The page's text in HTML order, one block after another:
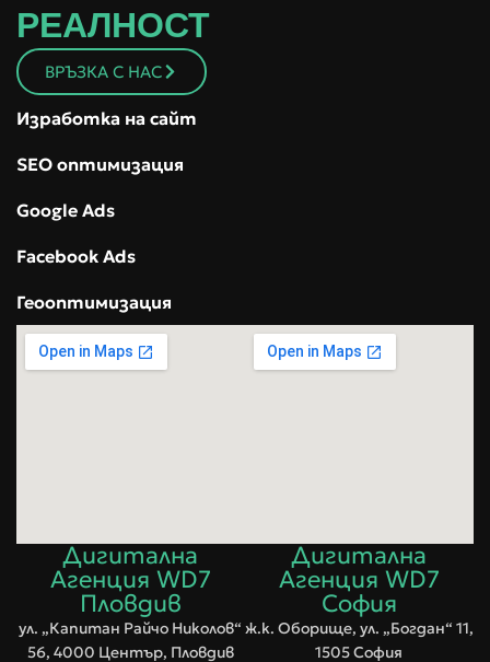
РЕАЛНОСТ
ВРЪЗКА С НАС
Изработка на сайт
SEO оптимизация
Google Ads
Facebook Ads
Геооптимизация
Дигитална
Агенция WD7
Пловдив
ул. „Капитан Райчо Николов“
56, 4000 Център, Пловдив
Дигитална
Агенция WD7
София
ж.к. Оборище, ул. „Богдан“ 11,
1505 София